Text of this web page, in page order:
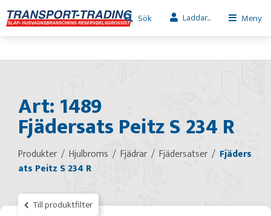
Sök Laddar... Meny
Art: 1489
Fjädersats Peitz S 234 R
Produkter Hjulbroms Fjädrar Fjädersatser
Fjäders
ats Peitz S 234 R
Till produktfilter